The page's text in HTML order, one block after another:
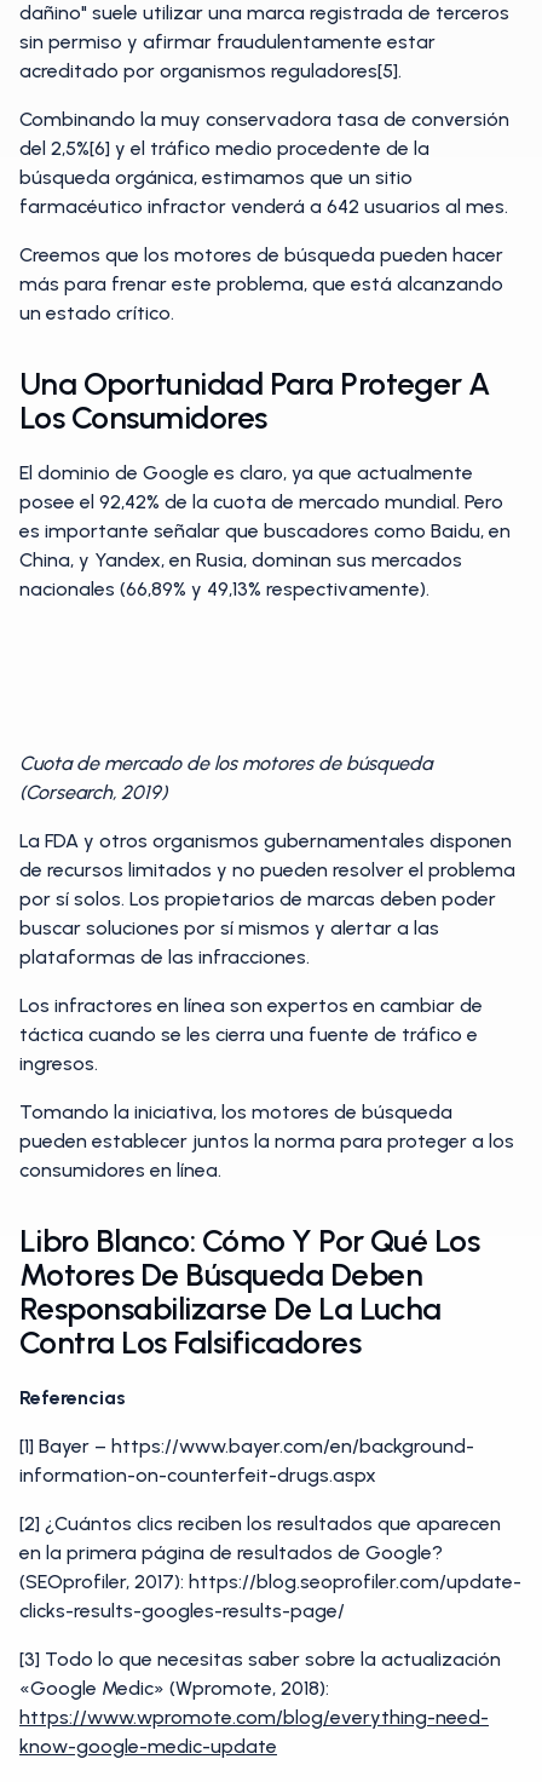
dañino" suele utilizar una marca registrada de terceros
sin permiso y afirmar fraudulentamente estar
acreditado por organismos reguladores[5].
Combinando la muy conservadora tasa de conversión
del 2,5%[6] y el tráfico medio procedente de la
búsqueda orgánica, estimamos que un sitio
farmacéutico infractor venderá a 642 usuarios al mes.
Creemos que los motores de búsqueda pueden hacer
más para frenar este problema, que está alcanzando
un estado crítico.
Una Oportunidad Para Proteger A
Los Consumidores
El dominio de Google es claro, ya que actualmente
posee el 92,42% de la cuota de mercado mundial. Pero
es importante señalar que buscadores como Baidu, en
China, y Yandex, en Rusia, dominan sus mercados
nacionales (66,89% y 49,13% respectivamente).
Cuota de mercado de los motores de búsqueda
(Corsearch, 2019)
La FDA y otros organismos gubernamentales disponen
de recursos limitados y no pueden resolver el problema
por sí solos. Los propietarios de marcas deben poder
buscar soluciones por sí mismos y alertar a las
plataformas de las infracciones.
Los infractores en línea son expertos en cambiar de
táctica cuando se les cierra una fuente de tráfico e
ingresos.
Tomando la iniciativa, los motores de búsqueda
pueden establecer juntos la norma para proteger a los
consumidores en línea.
Libro Blanco: Cómo Y Por Qué Los
Motores De Búsqueda Deben
Responsabilizarse De La Lucha
Contra Los Falsificadores
Referencias
[1] Bayer – https://www.bayer.com/en/background-
information-on-counterfeit-drugs.aspx
[2] ¿Cuántos clics reciben los resultados que aparecen
en la primera página de resultados de Google?
(SEOprofiler, 2017): https://blog.seoprofiler.com/update-
clicks-results-googles-results-page/
[3] Todo lo que necesitas saber sobre la actualización
«Google Medic» (Wpromote, 2018):
https://www.wpromote.com/blog/everything-need-
know-google-medic-update